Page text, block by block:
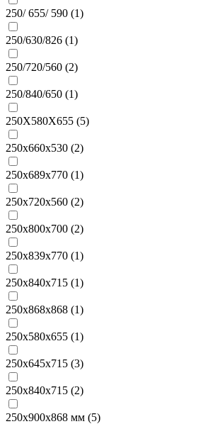
250/ 655/ 590 (1)
250/630/826 (1)
250/720/560 (2)
250/840/650 (1)
250X580X655 (5)
250x660x530 (2)
250x689x770 (1)
250x720x560 (2)
250x800x700 (2)
250x839x770 (1)
250x840x715 (1)
250x868x868 (1)
250х580х655 (1)
250х645х715 (3)
250х840х715 (2)
250х900х868 мм (5)